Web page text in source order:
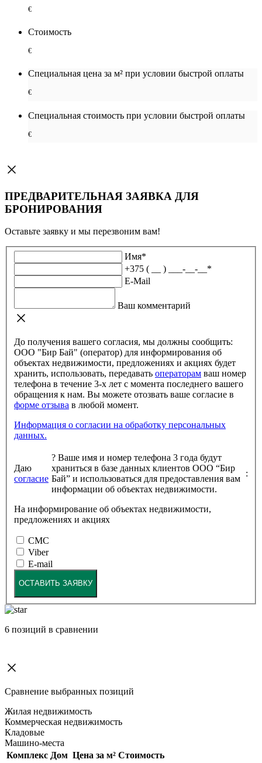
€
Стоимость
€
Специальная цена за м² при условии быстрой оплаты
€
Специальная cтоимость при условии быстрой оплаты
€
ПРЕДВАРИТЕЛЬНАЯ ЗАЯВКА ДЛЯ
БРОНИРОВАНИЯ
Оставьте заявку и мы перезвоним вам!
Имя*
+375 ( __ ) ___-__-__ *
E-Mail
Ваш комментарий
До получения вашего согласия, мы должны сообщить:
ООО "Бир Бай" (оператор) для информирования об
объектах недвижимости, предложениях и акциях будет
хранить, использовать, передавать операторам
телефона в течение 3-х лет с момента последнего вашего
обращения к нам. Вы можете отозвать ваше согласие в
форме отзыва
в любой момент.
Информация о согласии на обработку персональных
данных.
Даю
согласие
? Ваше имя и номер телефона 3 года будут
храниться в базе данных клиентов ООО “Бир
Бай” и использоваться для предоставления вам
информации об объектах недвижимости.
:
На информирование об объектах недвижимости,
предложениях и акциях
СМС
Viber
E-mail
ОСТАВИТЬ ЗАЯВКУ
6 позиций в сравнении
Сравнение выбранных позиций
Жилая недвижимость
Коммерческая недвижимость
Кладовые
Машино-места
Комплекс Дом Цена за м² Стоимость